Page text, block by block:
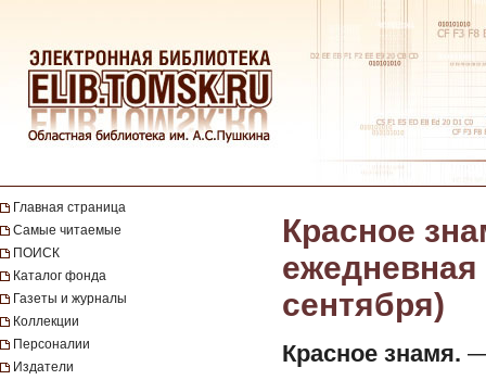
Главная страница
Самые читаемые
ПОИСК
Каталог фонда
Газеты и журналы
Коллекции
Персоналии
Издатели
Красное
ежедневная
сентября)
Красное знамя. —